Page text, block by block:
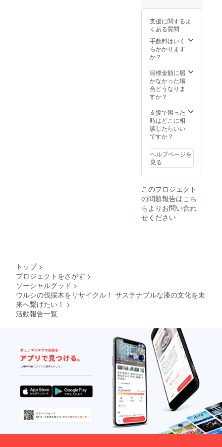
（2021
年12月
～2022
年4月
月2回程
度） ・
予定オ
ンライ
ン交流
望者の
み）
度） ・
2022年
2月オン
ライン
ミー
グご招
待
（ご希
望者の
ただき
たい、
地球に
優しい
植木鉢
です。
種：30
粒程度
一緒に
奥久慈
のウル
シの種
をお送
りしま
す。発
るのが
難しい
といわ
れるウ
ルシで
すが、
プロ
も同封
しま
木鉢に
ウルシ
の種ま
き。ぜ
ひチャ
レンジ
してみ
てくだ
さい。
芽が出
て大き
くなっ
て、植
え替え
に当た
り、月
日を重
ねるに
つれ
て、だ
せて最
後は土
に帰り
経年変
化も自
然の摂
理とし
んでい
たい、
地球に
優しい
植木鉢
です。
・ウル
シの
りしま
難しい
といわ
れるウ
ルシで
すが、
プロ
ジェク
トメン
バーの
経験値
から発
芽率UP
のコツ
のメモ
り、そ
れを鉄
で媒染
する
と、色
が変化
色ぽく
なりま
す。枯
なんで
すが、
少し
光って
うにみ
えるの
が不思
議で
と北野
さん。
ウルシ
の木ら
色のハ
ンカチ
は手ぬ
ぐい生
地の両
端を
縫って
ありま
すの
で、
洗って
もほつ
れにく
くなっ
ていま
漢
数字は
大字
（おお
じ）、
フォン
レー
ザー加
工機で
樹皮
部は万
が一漆
残って
いた場
合に手
で触っ
かぶれ
を防ぐ
ため、
コー
ティン
字盤部
いた
め、水
性ウレ
タン樹
脂を塗
装しま
した。
文字
入れ
文
字入れ
希望の
場合
は、文
ト（単
１ヶ）※
配送時
に初期
不良が
あった
お修理
を承り
ます。
文字
字
漢数字
は大字
（おお
フォン
トは行
書体、
レー
工機で
印字
塗
装
全
剥がし
てお
ありま
せん。
文字
入
れ
文字
入れご
希望の
場合
は、文
字盤右
側に可
能で
す。文
支援に関するよ
くある質問
手数料はいく
らかかります
か？
目標金額に届
かなかった場
合どうなりま
すか？
支援で困った
時はどこに相
談したらいい
ですか？
ヘルプページを
見る
このプロジェクト
の問題報告はこち
ら よりお問い合わ
せください
トップ >
プロジェクトをさがす >
ソーシャルグッド >
ウルシの伐採木をリサイクル！ サステナブルな漆の文化を未
来へ繋げたい！ >
活動報告一覧